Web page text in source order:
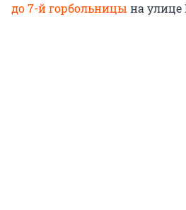
до 7-й горбольницы на улице